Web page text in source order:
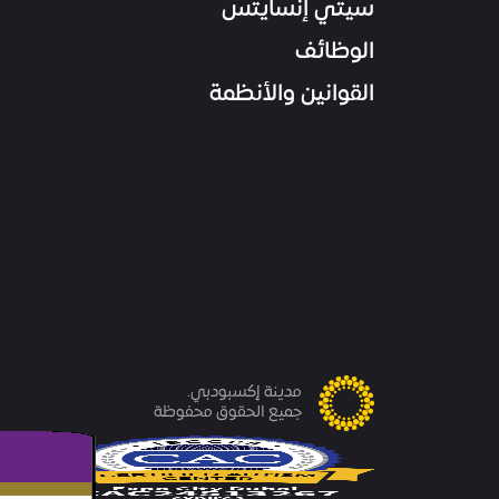
سيتي إنسايتس
الوظائف
القوانين والأنظمة
مدينة إكسبودبي.
جميع الحقوق محفوظة